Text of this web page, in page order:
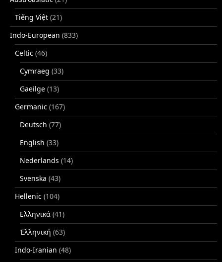
Tiếng Việt (21)
Indo-European (833)
Celtic (46)
Cymraeg (33)
Gaeilge (13)
Germanic (167)
Deutsch (77)
English (33)
Nederlands (14)
Svenska (43)
Hellenic (104)
Ελληνικά (41)
Ἑλληνική (63)
Indo-Iranian (48)